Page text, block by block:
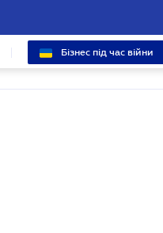
Бізнес під час війни